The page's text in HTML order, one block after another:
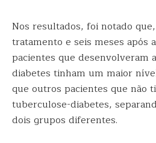
Nos resultados, foi notado
tratamento e seis meses após
pacientes que desenvolveram
diabetes tinham um maior
que outros pacientes que não
tuberculose-diabetes,
dois grupos diferentes.